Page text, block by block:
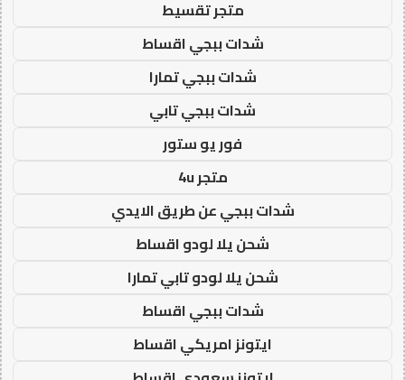
متجر تقسيط
شدات ببجي اقساط
شدات ببجي تمارا
شدات ببجي تابي
فور يو ستور
متجر 4u
شدات ببجي عن طريق الايدي
شحن يلا لودو اقساط
شحن يلا لودو تابي تمارا
شدات ببجي اقساط
ايتونز امريكي اقساط